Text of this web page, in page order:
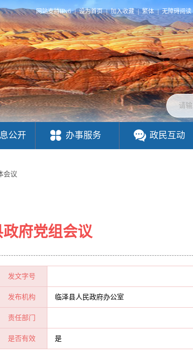
网站支持IPv6 | 设为首页 | 加入收藏 | 繁体 | 无障碍阅读
公开 办事服务 政民互动
会议
府党组会议
发文字号
发布机构 临泽县人民政府办公室
责任部门
是否有效 是